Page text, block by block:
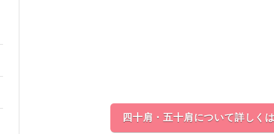
四十肩・五十肩について詳しく